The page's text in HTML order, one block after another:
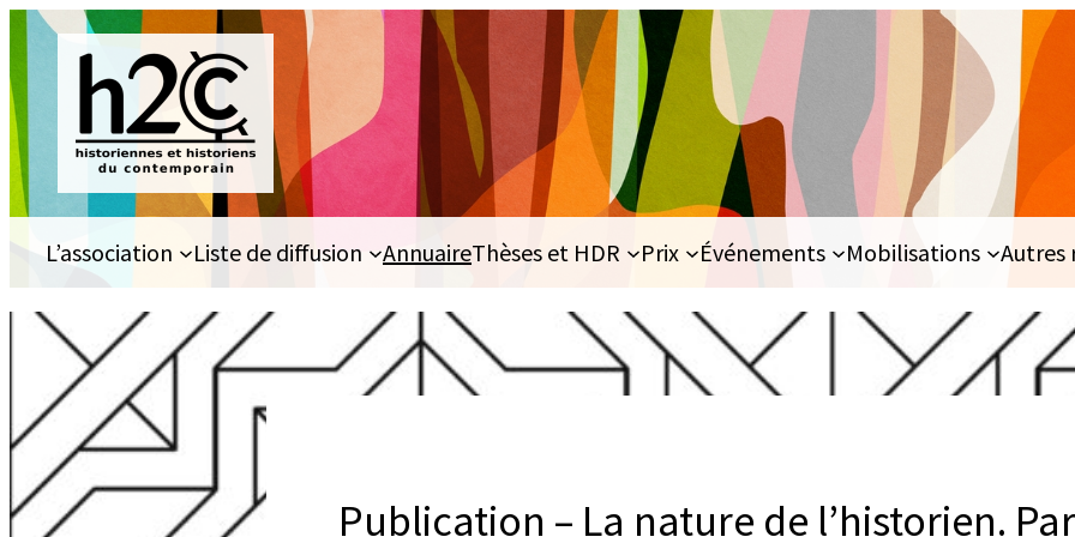
Aller
au
contenu
L’association Liste de diffusion AnnuaireThèses et HDR Prix Événements Mobilisations Autres
Publication – La nature de l’historien.